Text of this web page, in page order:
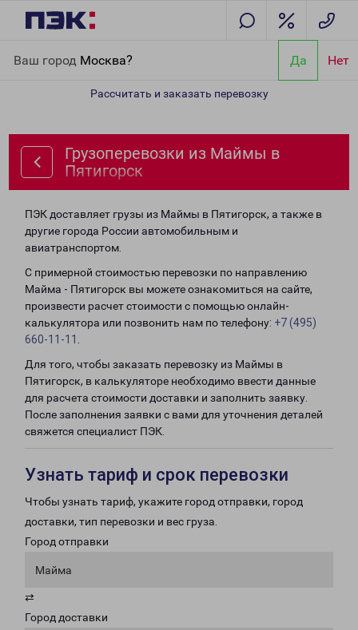
Ваш город Москва? Да Нет
Рассчитать и заказать перевозку
Грузоперевозки из Маймы в
Пятигорск
ПЭК доставляет грузы из Маймы в Пятигорск, а также в
другие города России автомобильным и
авиатранспортом.
С примерной стоимостью перевозки по направлению
Майма - Пятигорск вы можете ознакомиться на сайте,
произвести расчет стоимости с помощью онлайн-
калькулятора или позвонить нам по телефону: +7 (495)
660-11-11
Для того, чтобы заказать перевозку из Маймы в
Пятигорск, в калькуляторе необходимо ввести данные
для расчета стоимости доставки и заполнить заявку.
После заполнения заявки с вами для уточнения деталей
свяжется специалист ПЭК.
Узнать тариф и срок перевозки
Чтобы узнать тариф, укажите город отправки, город
доставки, тип перевозки и вес груза.
Город отправки
Майма
⇄
Город доставки